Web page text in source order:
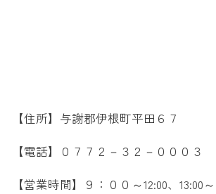
【住所】与謝郡伊根町平田６７
【電話】０７７２－３２－０００３
【営業時間】９：００～12:00、13:00